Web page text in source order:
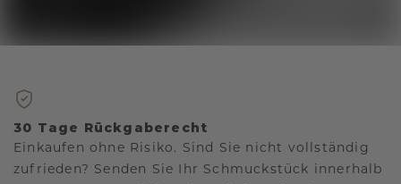
30 Tage Rückgaberecht
Einkaufen ohne Risiko. Sind Sie nicht vollständig
zufrieden? Senden Sie Ihr Schmuckstück innerhalb